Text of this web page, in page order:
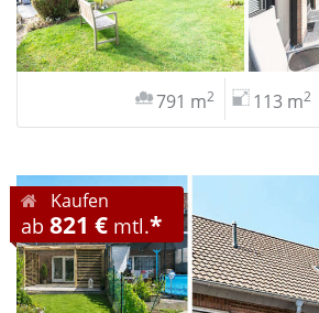
791 m2 113 m2
Kaufen
ab 821 € mtl.*